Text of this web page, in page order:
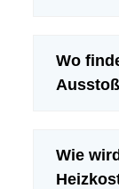
Wo
Wie